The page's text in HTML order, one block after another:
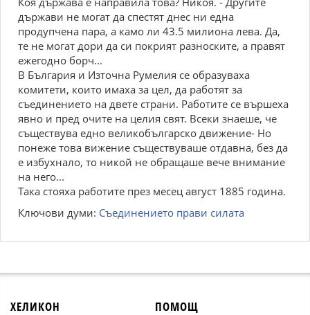
държави не могат да спестят днес ни една
продупчена пара, а камо ли 43.5 милиона лева. Да,
те не могат дори да си покрият разноските, а правят
ежегодно борч...
В България и Източна Румелия се образуваха
комитети, които имаха за цел, да работят за
съединението на двете страни. Работите се вършеха
явно и пред очите на целия свят. Всеки знаеше, че
съществува едно великобългарско движение- Но
понеже това вижение съществуваше отдавна, без да
е избухнало, то никой не обращаше вече внимание
на него...
Така стояха работите през месец август 1885 година.
Ключови думи: Съединението прави силата
ХЕЛИКОН ПОМОЩ